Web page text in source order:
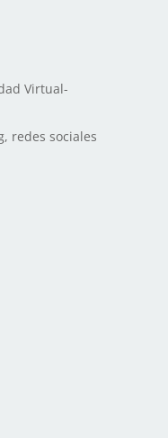
Virtual-
redes sociales